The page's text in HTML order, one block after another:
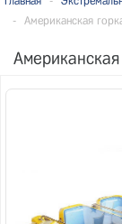
-
Американская